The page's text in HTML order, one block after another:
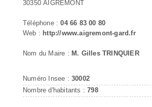
30350 AIGREMONT
Téléphone :04 66 83 00 80
Web : http://www.aigremont-gard.fr
Nom du Maire : M. Gilles TRINQUIER
Numéro Insee : 30002
Nombre d'habitants :798